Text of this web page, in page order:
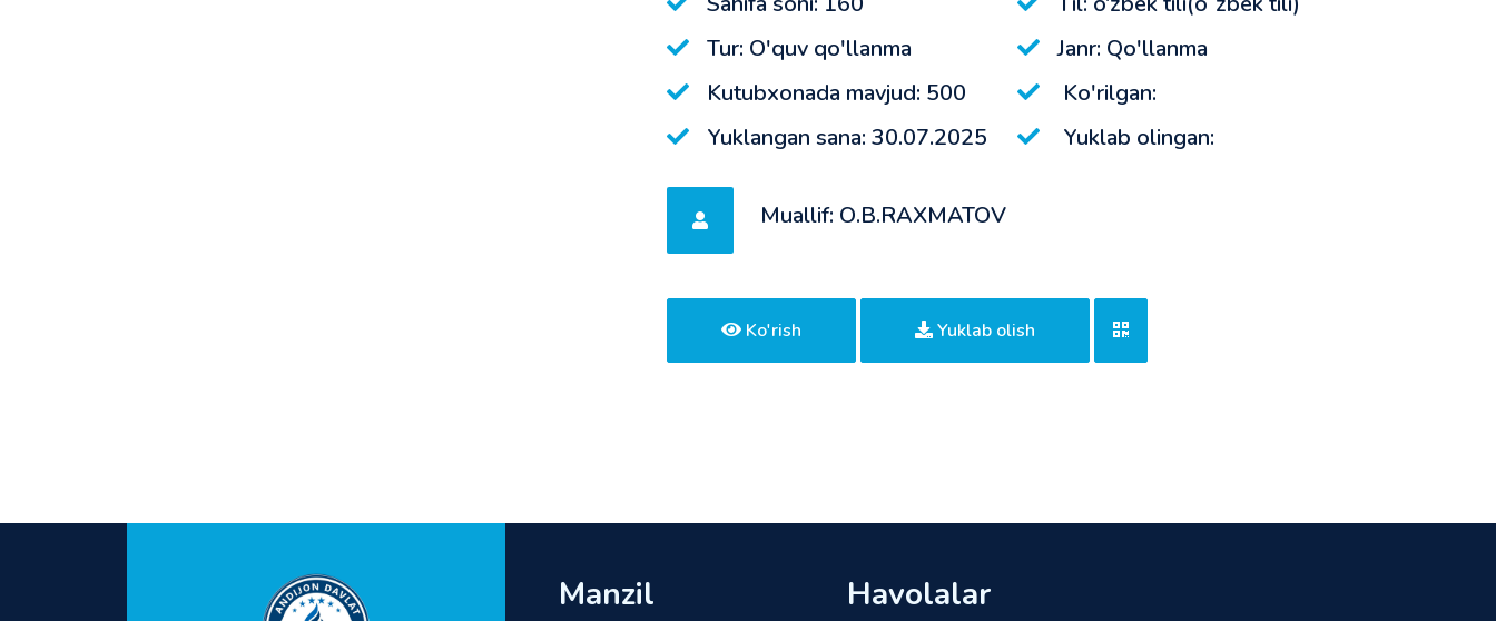
Tur: O'quv qo'llanma
Kutubxonada mavjud: 500
Yuklangan sana: 30.07.2025
Janr: Qo'llanma
Ko'rilgan:
Yuklab olingan:
Muallif: О.B.RAXMATOV
Ko'rish Yuklab olish
Manzil Havolalar